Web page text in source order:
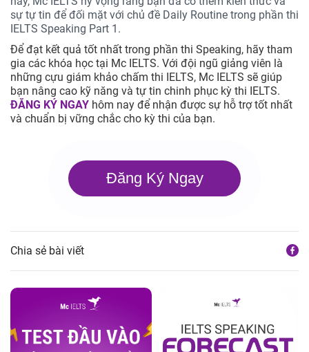
sự tự tin để đối mặt với chủ đề Daily Routine trong phần thi
IELTS Speaking Part 1.
Để đạt kết quả tốt nhất trong phần thi Speaking, hãy tham
gia các khóa học tại Mc IELTS. Với đội ngũ giảng viên là
những cựu giám khảo chấm thi IELTS, Mc IELTS sẽ giúp
bạn nâng cao kỹ năng và tự tin chinh phục kỳ thi IELTS.
ĐĂNG KÝ NGAY hôm nay để nhận được sự hỗ trợ tốt nhất
và chuẩn bị vững chắc cho kỳ thi của bạn.
Đăng Ký Ngay
Chia sẻ bài viết